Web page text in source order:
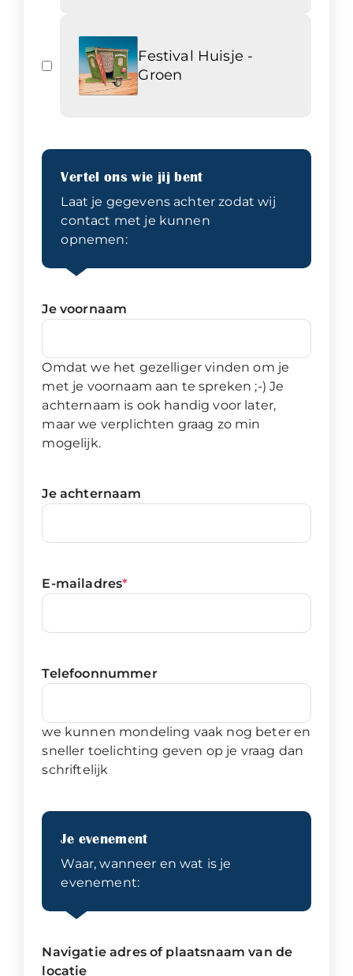
Festival Huisje -
Groen
Vertel ons wie jij bent
Laat je gegevens achter zodat wij
contact met je kunnen
opnemen:
Je voornaam
Omdat we het gezelliger vinden om je
met je voornaam aan te spreken ;-) Je
achternaam is ook handig voor later,
maar we verplichten graag zo min
mogelijk.
Je achternaam
E-mailadres*
Telefoonnummer
we kunnen mondeling vaak nog beter en
sneller toelichting geven op je vraag dan
schriftelijk
Je evenement
Waar, wanneer en wat is je
evenement:
Navigatie adres of plaatsnaam van de
locatie